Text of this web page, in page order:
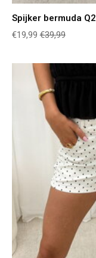
Spijker bermuda
€19,99 €39,99